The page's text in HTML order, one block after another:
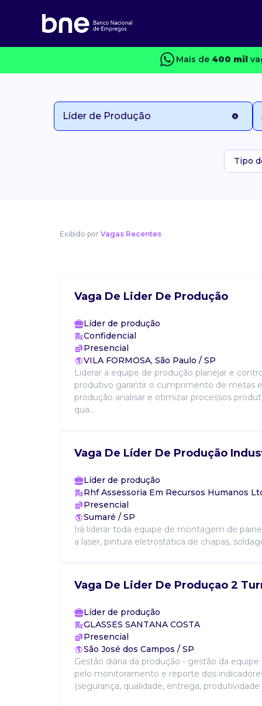
Mais de 400 mil
Tipo
Exibido por Vagas Recentes
Vaga De Lider De Produção
Líder de produção
Confidencial
Presencial
VILA FORMOSA, São Paulo / SP
Liderar a equipe de produção planejar e
produtivo garantir o cumprimento de metas
produção analisar e otimizar processos
qua...
Vaga De Líder De Produção
Líder de produção
Rhf Assessoria Em Recursos Humanos
Presencial
Sumaré / SP
Irá liderar toda equipe de montagem de
a laser, pintura eletrostática de chapas,
Vaga De Lider De Produçao 2
Líder de produção
GLASSES SANTANA COSTA
Presencial
São José dos Campos / SP
Gestão diária da produção - gestão da equipe
pelo monitoramento e reporte dos
(segurança, qualidade, entrega, produtividade